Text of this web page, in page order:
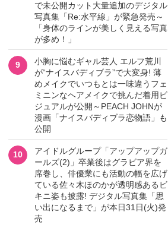
で未公開カット大量追加のデジタル
写真集「Re:水平線」が緊急発売～
「身体のラインが美しく見える写真
が多め！」
9
小胸に悩むギャル芸人 エルフ荒川
が“ナイスバディブラ”で大変身! 薄
めメイクでいつもとは一味違うフェ
ミニンなヘアメイクで挑んだ着用ビ
ジュアルが公開～PEACH JOHNが
漫画「ナイスバディブラ恋物語」も
公開
10
アイドルグループ「アップアップガ
ールズ(2)」卒業後はグラビア界を
席巻し、俳優業にも活動の幅を広げ
ている佐々木ほのかが透明感あるビ
キニ姿も披露! デジタル写真集「思
い出になるまで」が本日31日(火)発
売